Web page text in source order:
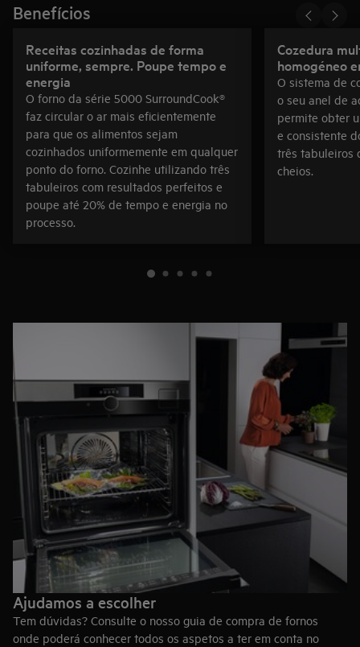
Benefícios
Receitas cozinhadas de forma
uniforme, sempre. Poupe tempo e
energia
O forno da série 5000 SurroundCook®
faz circular o ar mais eficientemente
para que os alimentos sejam
cozinhados uniformemente em qualquer
ponto do forno. Cozinhe utilizando três
tabuleiros com resultados perfeitos e
poupe até 20% de tempo e energia no
processo.
Cozedura
homogéneo
O sistema de
o seu anel de
permite obter
e consistente
três tabuleiros
cheios.
Ajudamos a escolher
Tem dúvidas? Consulte o nosso guia de compra de fornos
onde poderá conhecer todos os aspetos a ter em conta no